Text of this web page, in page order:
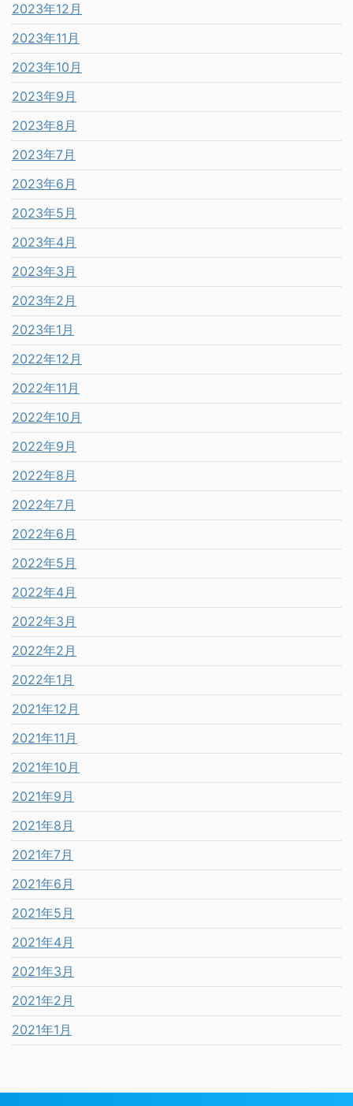
2023年12月
2023年11月
2023年10月
2023年9月
2023年8月
2023年7月
2023年6月
2023年5月
2023年4月
2023年3月
2023年2月
2023年1月
2022年12月
2022年11月
2022年10月
2022年9月
2022年8月
2022年7月
2022年6月
2022年5月
2022年4月
2022年3月
2022年2月
2022年1月
2021年12月
2021年11月
2021年10月
2021年9月
2021年8月
2021年7月
2021年6月
2021年5月
2021年4月
2021年3月
2021年2月
2021年1月